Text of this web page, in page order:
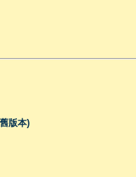
版本)